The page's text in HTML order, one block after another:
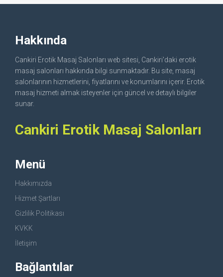
Hakkında
Cankiri Erotik Masaj Salonları web sitesi, Cankiri'daki erotik
masaj salonları hakkında bilgi sunmaktadır. Bu site, masaj
salonlarının hizmetlerini, fiyatlarını ve konumlarını içerir. Erotik
masaj hizmeti almak isteyenler için güncel ve detaylı bilgiler
sunar.
Cankiri Erotik Masaj Salonları
Menü
Hakkımızda
Hizmet Şartları
Gizlilik Politikası
KVKK
İletişim
Bağlantılar